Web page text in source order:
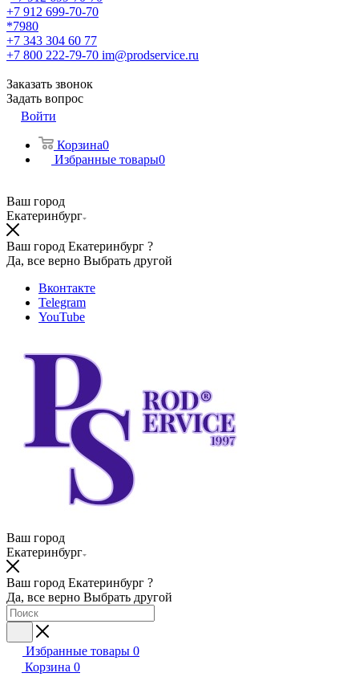
+7 912 699-70-70
*7980
+7 343 304 60 77
+7 800 222-79-70 im@prodservice.ru
Заказать звонок
Задать вопрос
Войти
Корзина0
Избранные товары0
Ваш город
Екатеринбург
Ваш город Екатеринбург ?
Да, все верно Выбрать другой
Вконтакте
Telegram
YouTube
Ваш город
Екатеринбург
Ваш город Екатеринбург ?
Да, все верно Выбрать другой
Избранные товары 0
Корзина 0